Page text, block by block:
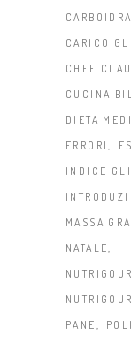
CARICO
CHEF
CUCINA
DIETA
ERRORI
INDICE
MASSA
NATALE
PANE